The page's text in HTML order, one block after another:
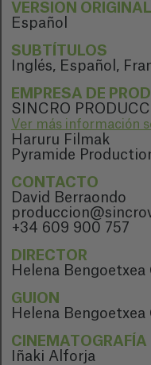
VERSIÓN ORIGINAL
Español
SUBTÍTULOS
Inglés, Español,
EMPRESA DE
SINCRO
Ver más información
Haruru Filmak
Pyramide
CONTACTO
David Berraondo
+34 609 900 757
DIRECTOR
Helena
GUION
Helena
CINEMATOGRAFÍA
Iñaki Alforja